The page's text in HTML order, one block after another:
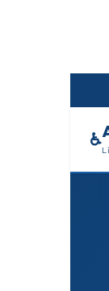
♿